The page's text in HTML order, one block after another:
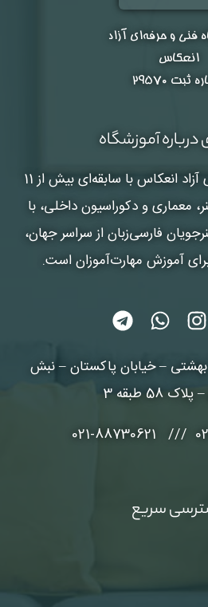
فنی و حرفه‌ای آزاد
انعکاس
ثبت ۲۹۵۷۰
آموزشگاه
انعکاس
با سابقه‌ای بیش از 11
معماری و دکوراسیون داخلی، با
فارسی‌زبان از سراسر جهان،
آموزش مهارت‌آموزان است.
– خیابان پاکستان – نبش
58 طبقه 3
سریع